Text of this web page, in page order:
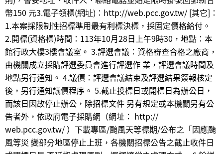
幣150 元3.電子領標(網址)：http://web.pcc.gov.tw/ [其它]：
1.本案採限制性招標準用最有利標決標，採固定價格給付。
2.開標(資格標)時間：113年10月28日上午9時30，地點：本
館行政大樓3樓會議室。 3.評選會議：資格審查合格之廠商，
由機關成立採購評選委員會進行評選作 業，評選會議時間及
地點另行通知。 4.議價：評選會議結束及評選結果簽報核定
後，另行通知議價程序。 5.截止投標日或開標日為辦公日，
而該日因故停止辦公，除招標文件 另有規定或本機關另有公
告者外，依政府電子採購網（網址： http://
web.pcc.gov.tw/ ）下載專區/颱風天等標期/公布之「因應颱
風等災 變部分地區停止上班，各機關招標公告之截止收件日